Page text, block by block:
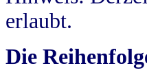
erlaubt.
Die